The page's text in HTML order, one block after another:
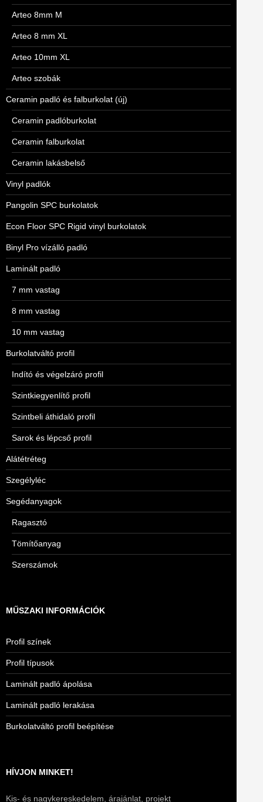
Arteo 8mm M
Arteo 8 mm XL
Arteo 10mm XL
Arteo szobák
Ceramin padló és falburkolat (új)
Ceramin padlóburkolat
Ceramin falburkolat
Ceramin lakásbelső
Vinyl padlók
Pangolin SPC burkolatok
Econ Floor SPC Rigid vinyl burkolatok
Binyl Pro vízálló padló
Laminált padló
7 mm vastag
8 mm vastag
10 mm vastag
Burkolatváltó profil
Indító és végelzáró profil
Szintkiegyenlítő profil
Szintbeli áthidaló profil
Sarok és lépcső profil
Alátétréteg
Szegélyléc
Segédanyagok
Ragasztó
Tömítőanyag
Szerszámok
MŰSZAKI INFORMÁCIÓK
Profil színek
Profil típusok
Laminált padló ápolása
Laminált padló lerakása
Burkolatváltó profil beépítése
HÍVJON MINKET!
Kis- és nagykereskedelem, árajánlat, projekt